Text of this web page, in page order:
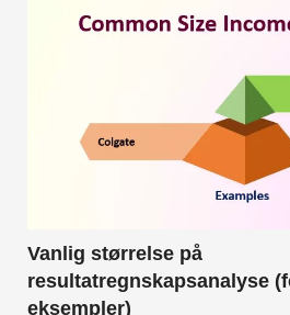
Vanlig størrelse på
resultatregnskapsanalyse
eksempler)